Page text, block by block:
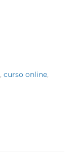
, curso online,